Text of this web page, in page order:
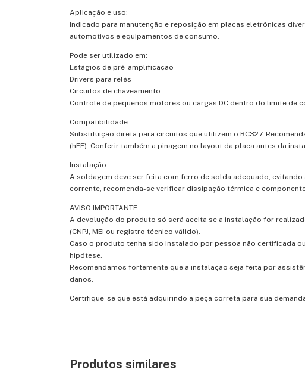
Aplicação e uso:
Indicado para manutenção e reposição em placas eletrônicas
automotivos e equipamentos de consumo.
Pode ser utilizado em:
Estágios de pré-amplificação
Drivers para relés
Circuitos de chaveamento
Controle de pequenos motores ou cargas DC dentro do limite de
Compatibilidade:
Substituição direta para circuitos que utilizem o BC327.
(hFE). Conferir também a pinagem no layout da placa antes da
Instalação:
A soldagem deve ser feita com ferro de solda adequado,
corrente, recomenda-se verificar dissipação térmica e
AVISO IMPORTANTE
A devolução do produto só será aceita se a instalação for
(CNPJ, MEI ou registro técnico válido).
Caso o produto tenha sido instalado por pessoa não certificada
hipótese.
Recomendamos fortemente que a instalação seja feita por
danos.
Certifique-se que está adquirindo a peça correta para sua
Produtos similares